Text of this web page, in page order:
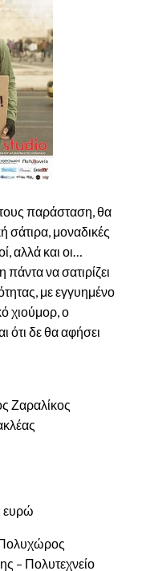
παράσταση, θα
σάτιρα, μοναδικές
αλλά και οι…
πάντα να σατιρίζει
με εγγυημένο
χιούμορ, ο
ότι δε θα αφήσει
Ζαραλίκος
ευρώ
– Πολυτεχνείο